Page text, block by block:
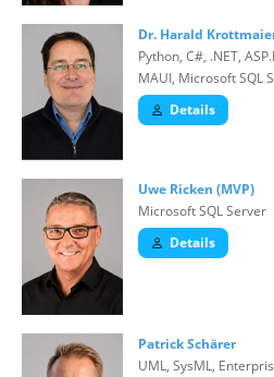
Dr. Harald
Python, C#, .NET,
MAUI, Microsoft SQL
Details
Uwe Ricken (MVP)
Microsoft SQL Server
Details
Patrick Schärer
UML, SysML,